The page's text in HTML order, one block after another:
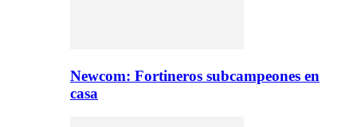
Newcom: Fortineros subcampeones en
casa